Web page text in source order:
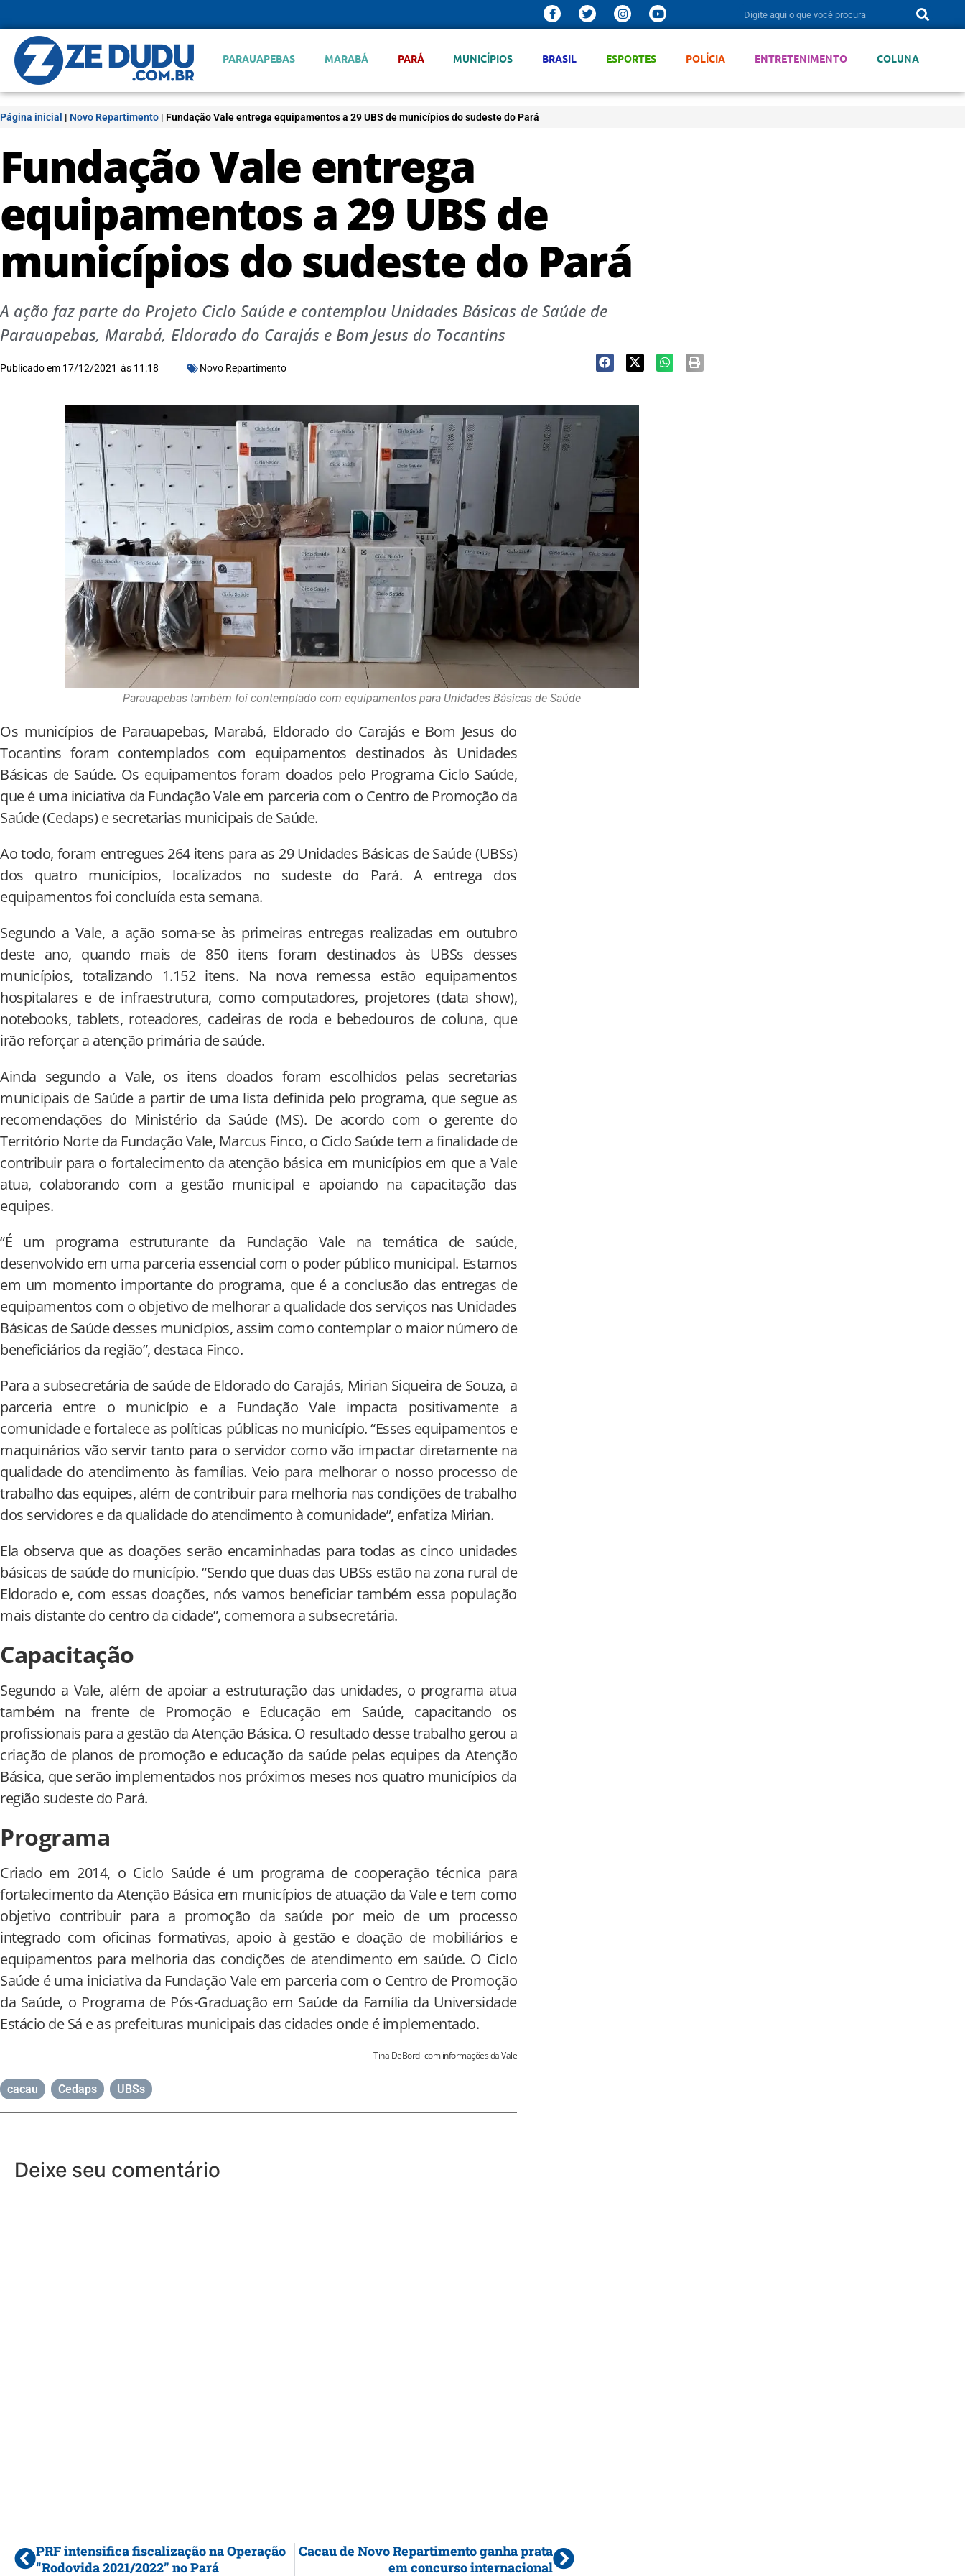
PARAUAPEBAS MARABÁ PARÁ MUNICÍPIOS BRASIL ESPORTES POLÍCIA ENTRETENIMENTO COLUNA
Página inicial | Novo Repartimento | Fundação Vale entrega equipamentos a 29 UBS de municípios do sudeste do Pará
Fundação Vale entrega
equipamentos a 29 UBS de
municípios do sudeste do Pará
A ação faz parte do Projeto Ciclo Saúde e contemplou Unidades Básicas de Saúde de
Parauapebas, Marabá, Eldorado do Carajás e Bom Jesus do Tocantins
Publicado em 17/12/2021 às 11:18 Novo Repartimento
Parauapebas também foi contemplado com equipamentos para Unidades Básicas de Saúde
Os municípios de Parauapebas, Marabá, Eldorado do Carajás e Bom Jesus do
Tocantins foram contemplados com equipamentos destinados às Unidades
Básicas de Saúde. Os equipamentos foram doados pelo Programa Ciclo Saúde,
que é uma iniciativa da Fundação Vale em parceria com o Centro de Promoção da
Saúde (Cedaps) e secretarias municipais de Saúde.
Ao todo, foram entregues 264 itens para as 29 Unidades Básicas de Saúde (UBSs)
dos quatro municípios, localizados no sudeste do Pará. A entrega dos
equipamentos foi concluída esta semana.
Segundo a Vale, a ação soma-se às primeiras entregas realizadas em outubro
deste ano, quando mais de 850 itens foram destinados às UBSs desses
municípios, totalizando 1.152 itens. Na nova remessa estão equipamentos
hospitalares e de infraestrutura, como computadores, projetores (data show),
notebooks, tablets, roteadores, cadeiras de roda e bebedouros de coluna, que
irão reforçar a atenção primária de saúde.
Ainda segundo a Vale, os itens doados foram escolhidos pelas secretarias
municipais de Saúde a partir de uma lista definida pelo programa, que segue as
recomendações do Ministério da Saúde (MS). De acordo com o gerente do
Território Norte da Fundação Vale, Marcus Finco, o Ciclo Saúde tem a finalidade de
contribuir para o fortalecimento da atenção básica em municípios em que a Vale
atua, colaborando com a gestão municipal e apoiando na capacitação das
equipes.
“É um programa estruturante da Fundação Vale na temática de saúde,
desenvolvido em uma parceria essencial com o poder público municipal. Estamos
em um momento importante do programa, que é a conclusão das entregas de
equipamentos com o objetivo de melhorar a qualidade dos serviços nas Unidades
Básicas de Saúde desses municípios, assim como contemplar o maior número de
beneficiários da região”, destaca Finco.
Para a subsecretária de saúde de Eldorado do Carajás, Mirian Siqueira de Souza, a
parceria entre o município e a Fundação Vale impacta positivamente a
comunidade e fortalece as políticas públicas no município. “Esses equipamentos e
maquinários vão servir tanto para o servidor como vão impactar diretamente na
qualidade do atendimento às famílias. Veio para melhorar o nosso processo de
trabalho das equipes, além de contribuir para melhoria nas condições de trabalho
dos servidores e da qualidade do atendimento à comunidade”, enfatiza Mirian.
Ela observa que as doações serão encaminhadas para todas as cinco unidades
básicas de saúde do município. “Sendo que duas das UBSs estão na zona rural de
Eldorado e, com essas doações, nós vamos beneficiar também essa população
mais distante do centro da cidade”, comemora a subsecretária.
Capacitação
Segundo a Vale, além de apoiar a estruturação das unidades, o programa atua
também na frente de Promoção e Educação em Saúde, capacitando os
profissionais para a gestão da Atenção Básica. O resultado desse trabalho gerou a
criação de planos de promoção e educação da saúde pelas equipes da Atenção
Básica, que serão implementados nos próximos meses nos quatro municípios da
região sudeste do Pará.
Programa
Criado em 2014, o Ciclo Saúde é um programa de cooperação técnica para
fortalecimento da Atenção Básica em municípios de atuação da Vale e tem como
objetivo contribuir para a promoção da saúde por meio de um processo
integrado com oficinas formativas, apoio à gestão e doação de mobiliários e
equipamentos para melhoria das condições de atendimento em saúde. O Ciclo
Saúde é uma iniciativa da Fundação Vale em parceria com o Centro de Promoção
da Saúde, o Programa de Pós-Graduação em Saúde da Família da Universidade
Estácio de Sá e as prefeituras municipais das cidades onde é implementado.
Tina DeBord- com informações da Vale
cacau Cedaps UBSs
Deixe seu comentário
PRF intensifica fiscalização na Operação
“Rodovida 2021/2022” no Pará
Cacau de Novo Repartimento ganha prata
em concurso internacional